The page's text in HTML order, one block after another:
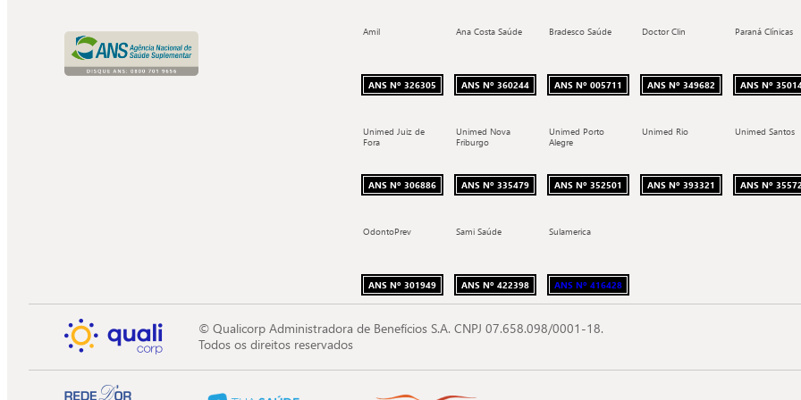
Amil
ANS Nº 326305
Ana Costa Saúde
ANS Nº 360244
Bradesco Saúde
ANS Nº 005711
Doctor Clin
ANS Nº 349682
Paraná Clínicas
ANS Nº
Unimed Juiz de
Fora
ANS Nº 306886
Unimed Nova
Friburgo
ANS Nº 335479
Unimed Porto
Alegre
ANS Nº 352501
Unimed Rio
ANS Nº 393321
Unimed Santos
ANS Nº
OdontoPrev
ANS Nº 301949
Sami Saúde
ANS Nº 422398
Sulamerica
ANS Nº 416428
© Qualicorp Administradora de Benefícios S.A. CNPJ 07.658.098/0001-18.
Todos os direitos reservados